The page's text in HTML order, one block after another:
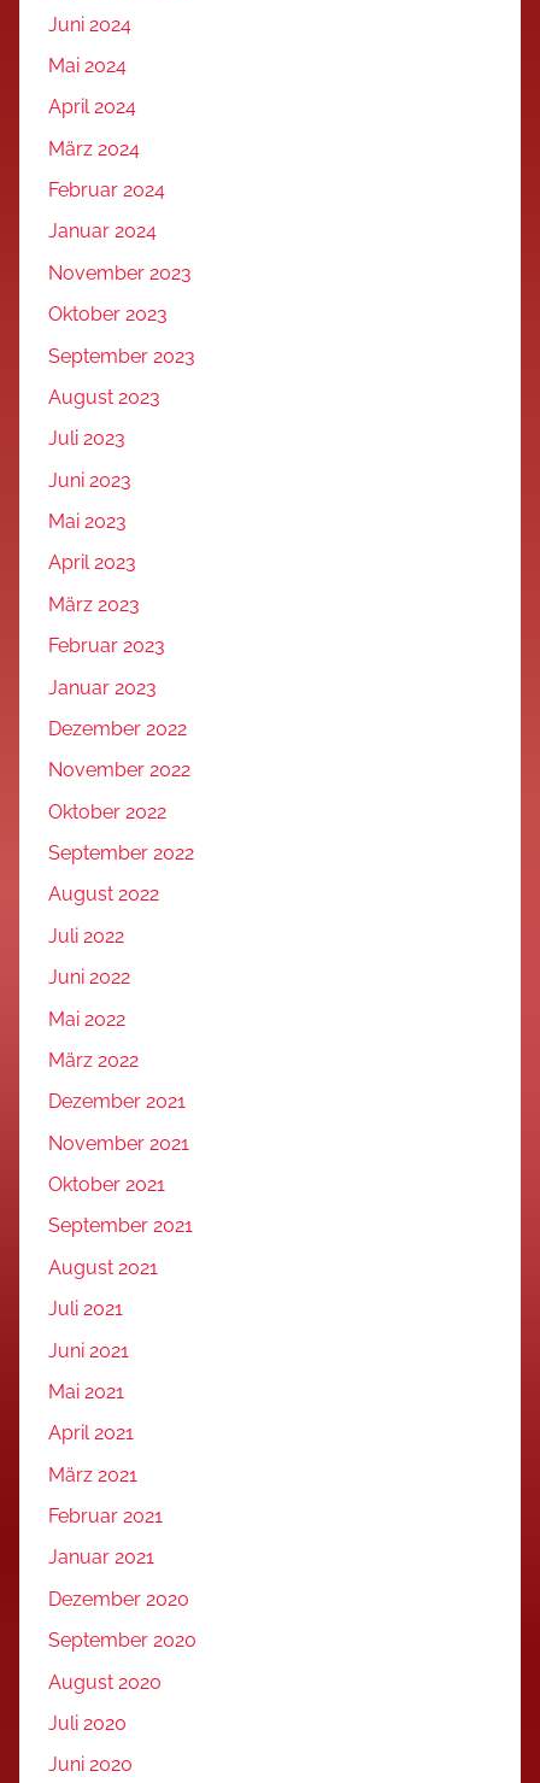
Juni 2024
Mai 2024
April 2024
März 2024
Februar 2024
Januar 2024
November 2023
Oktober 2023
September 2023
August 2023
Juli 2023
Juni 2023
Mai 2023
April 2023
März 2023
Februar 2023
Januar 2023
Dezember 2022
November 2022
Oktober 2022
September 2022
August 2022
Juli 2022
Juni 2022
Mai 2022
März 2022
Dezember 2021
November 2021
Oktober 2021
September 2021
August 2021
Juli 2021
Juni 2021
Mai 2021
April 2021
März 2021
Februar 2021
Januar 2021
Dezember 2020
September 2020
August 2020
Juli 2020
Juni 2020